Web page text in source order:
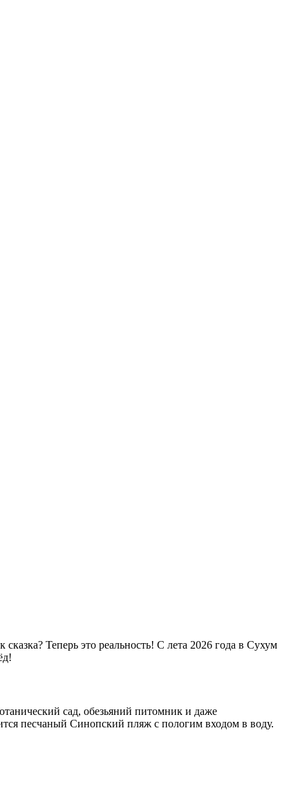
Теперь это реальность! С лета 2026 года в Сухум
сад, обезьяний питомник и даже
песчаный Синопский пляж с пологим входом в воду.